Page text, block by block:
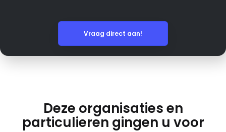
Vraag direct aan!
Deze organisaties en
particulieren gingen u voor